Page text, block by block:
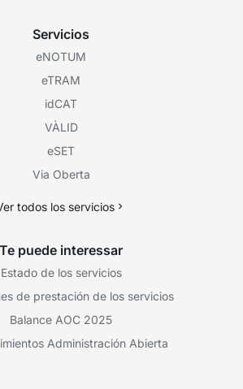
Servicios
eNOTUM
eTRAM
idCAT
VÀLID
eSET
Via Oberta
todos los servicios
Te puede interessar
Estado de los servicios
de prestación de los servicios
Balance AOC 2025
Administración Abierta